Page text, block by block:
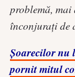
problemă, mai
înconjurați de
Șoarecilor nu
pornit mitul